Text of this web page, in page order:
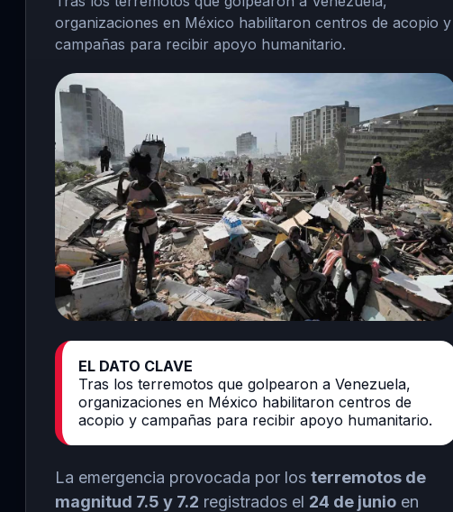
organizaciones en México habilitaron centros de acopio y
campañas para recibir apoyo humanitario.
EL DATO CLAVE
Tras los terremotos que golpearon a Venezuela,
organizaciones en México habilitaron centros de
acopio y campañas para recibir apoyo humanitario.
La emergencia provocada por los terremotos de
magnitud 7.5 y 7.2 registrados el 24 de junio en